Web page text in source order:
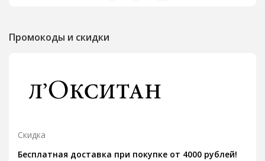
Промокоды и скидки
Скидка
Бесплатная доставка при покупке от 4000 рублей!